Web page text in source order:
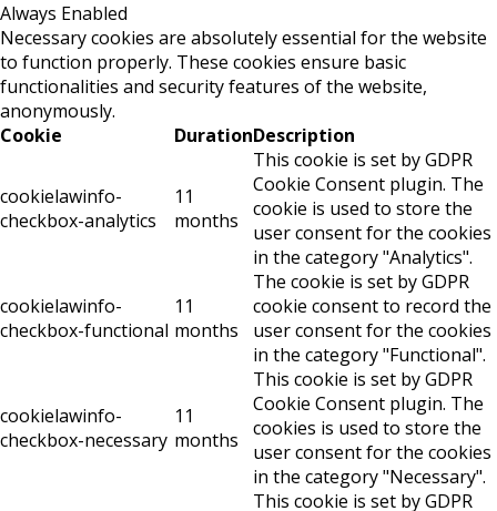
Always Enabled
Necessary cookies are absolutely essential for the website
to function properly. These cookies ensure basic
functionalities and security features of the website,
anonymously.
Cookie
DurationDescription
cookielawinfo-
checkbox-analytics
11
months
This cookie is set by GDPR
Cookie Consent plugin. The
cookie is used to store the
user consent for the cookies
in the category "Analytics".
cookielawinfo-
checkbox-functional
11
months
The cookie is set by GDPR
cookie consent to record the
user consent for the cookies
in the category "Functional".
cookielawinfo-
checkbox-necessary
11
months
This cookie is set by GDPR
Cookie Consent plugin. The
cookies is used to store the
user consent for the cookies
in the category "Necessary".
This cookie is set by GDPR